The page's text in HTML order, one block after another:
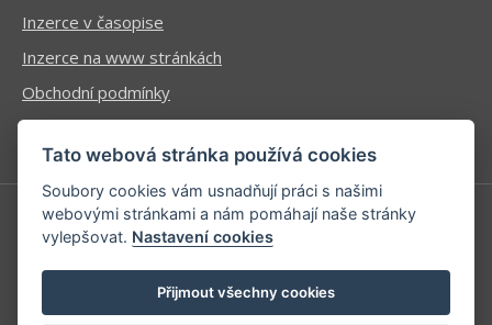
Inzerce v časopise
Inzerce na www stránkách
Obchodní podmínky
Ochrana osobních údajů
Příhlášení | Registrace
Kontaktní informace
Mapa stránek
Tato webová stránka používá cookies
Soubory cookies vám usnadňují práci s našimi
webovými stránkami a nám pomáhají naše stránky
vylepšovat. Nastavení cookies
Přijmout všechny cookies